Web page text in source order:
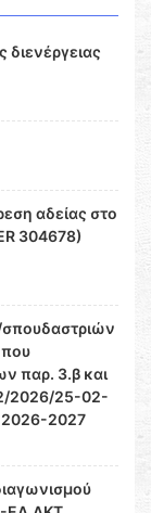
αδείας στο
304678)
παρ. 3.β και
2026/25-02-
2026-2027